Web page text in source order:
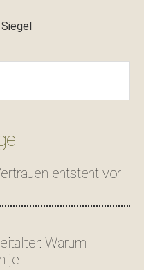
entsteht vor
Warum
je